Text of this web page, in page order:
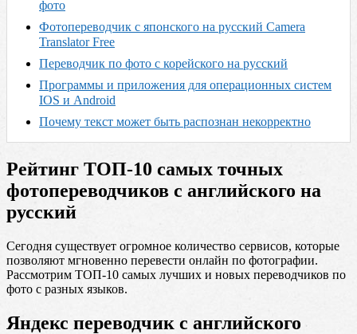
фото
Фотопереводчик с японского на русский Camera
Translator Free
Переводчик по фото с корейского на русский
Программы и приложения для операционных систем
IOS и Android
Почему текст может быть распознан некорректно
Рейтинг ТОП-10 самых точных
фотопереводчиков с английского на
русский
Сегодня существует огромное количество сервисов, которые
позволяют мгновенно перевести онлайн по фотографии.
Рассмотрим ТОП-10 самых лучших и новых переводчиков по
фото с разных языков.
Яндекс переводчик с английского